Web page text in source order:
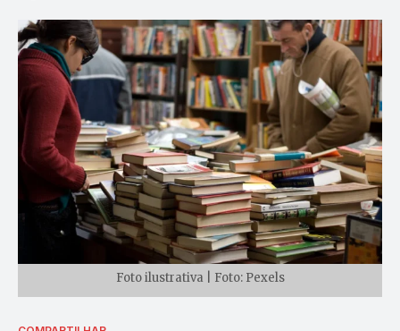
Foto ilustrativa | Foto: Pexels